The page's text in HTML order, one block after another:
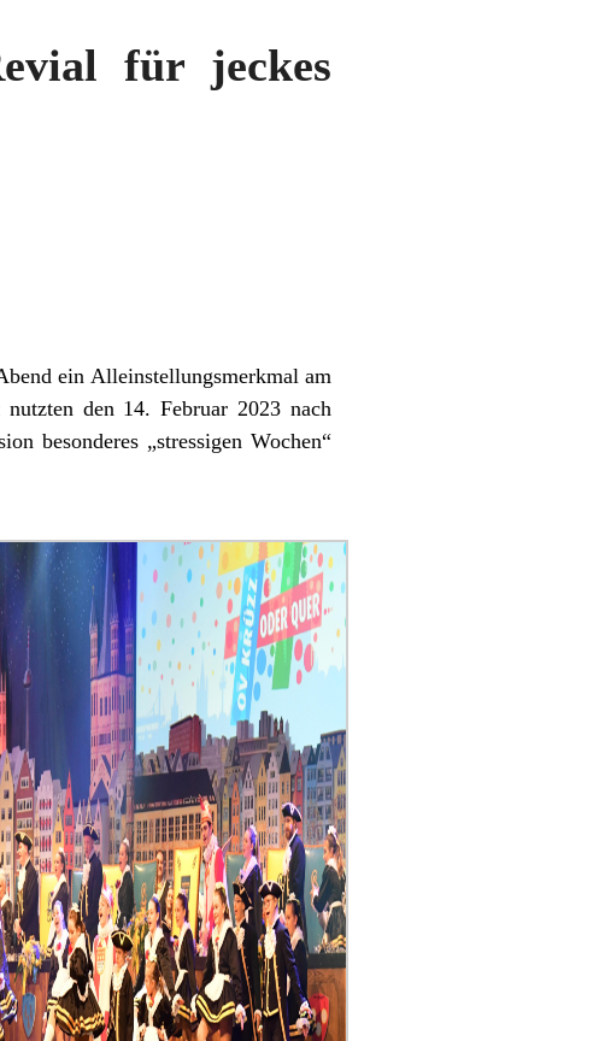
für jeckes
ein Alleinstellungsmerkmal am
nutzten den 14. Februar 2023 nach
besonderes „stressigen Wochen“